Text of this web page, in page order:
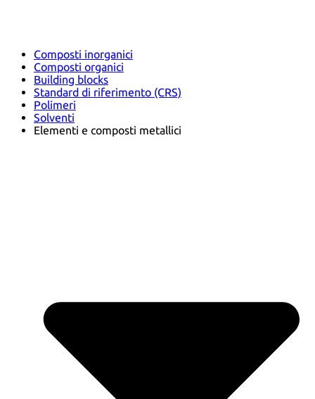
Composti inorganici
Composti organici
Building blocks
Standard di riferimento (CRS)
Polimeri
Solventi
Elementi e composti metallici